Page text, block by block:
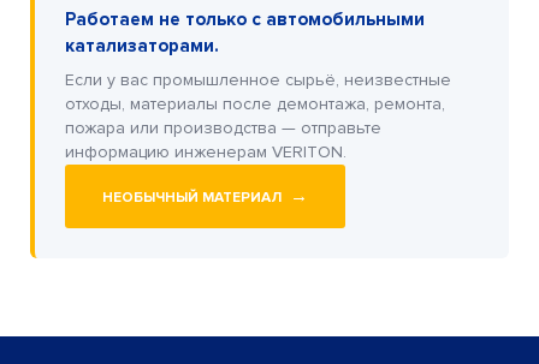
Работаем не только с автомобильными
катализаторами.
Если у вас промышленное сырьё, неизвестные
отходы, материалы после демонтажа, ремонта,
пожара или производства — отправьте
информацию инженерам VERITON.
НЕОБЫЧНЫЙ МАТЕРИАЛ →